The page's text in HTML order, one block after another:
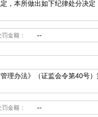
，本所做出如下纪律处分决
罚金额： --
理办法》（证监会令第40号
罚金额： --